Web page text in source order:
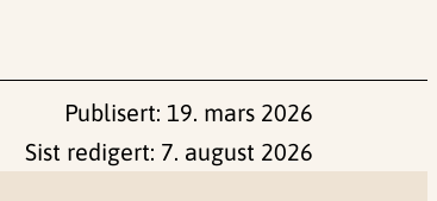
Publisert: 19. mars 2026
Sist redigert: 7. august 2026